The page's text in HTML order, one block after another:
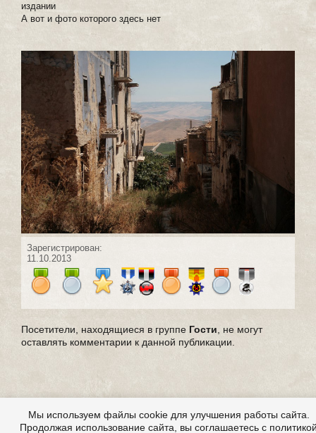
издании
А вот и фото которого здесь нет
Зарегистрирован:
11.10.2013
Посетители, находящиеся в группе Гости , не могут
оставлять комментарии к данной публикации.
Мы используем файлы cookie для улучшения работы сайта.
Продолжая использование сайта, вы соглашаетесь с